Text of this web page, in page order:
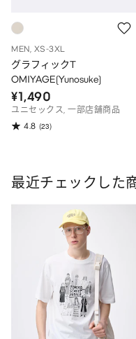
MEN, XS-3XL
グラフィックT
OMIYAGE(Yunosuke)
¥1,490
ユニセックス, 一部店舗商品
4.8 (23)
最近チェックした